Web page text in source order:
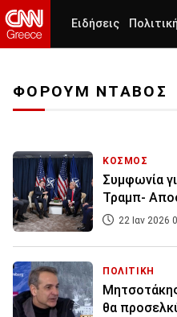
Ειδήσεις Πολιτική
ΦΟΡΟΥΜ ΝΤΑΒΟΣ
ΚΟΣΜΟΣ
Συμφωνία
Τραμπ-
22 Ιαν 2026
ΠΟΛΙΤΙΚΗ
θα